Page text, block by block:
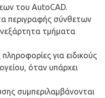
του AutoCAD.
περιγραφής σύνθετων
τμήματα
για ειδικούς
όταν υπάρχει
συμπεριλαμβάνονται